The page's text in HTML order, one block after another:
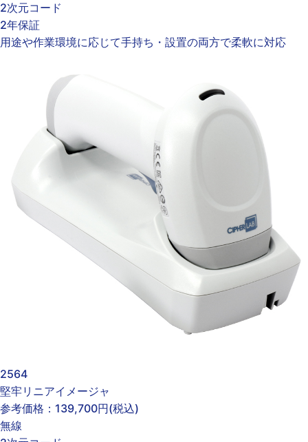
2次元コード
2年保証
用途や作業環境に応じて手持ち・設置の両方で柔軟に対応
2564
堅牢リニアイメージャ
参考価格： 139,700円(税込)
無線